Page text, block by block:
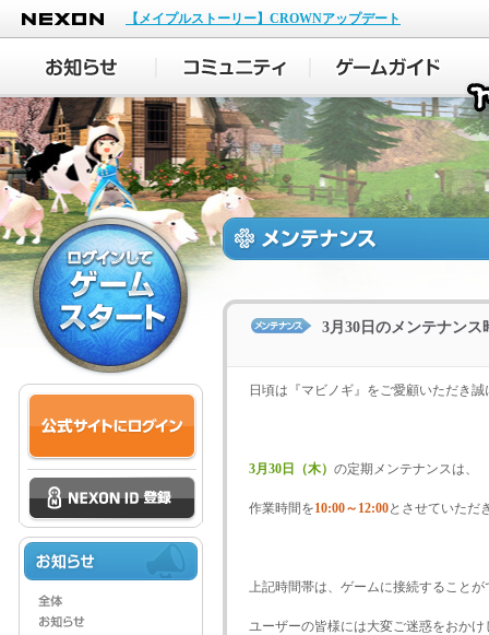
NEXON
【メイプルストーリー】CROWNアップデート
3月30日のメンテナンス
日頃は『マビノギ』をご愛顧いただき
3月30日（木） の定期メンテナンスは、
作業時間を10:00～12:00とさせていただ
上記時間帯は、ゲームに接続することが
ユーザーの皆様には大変ご迷惑をおかけ